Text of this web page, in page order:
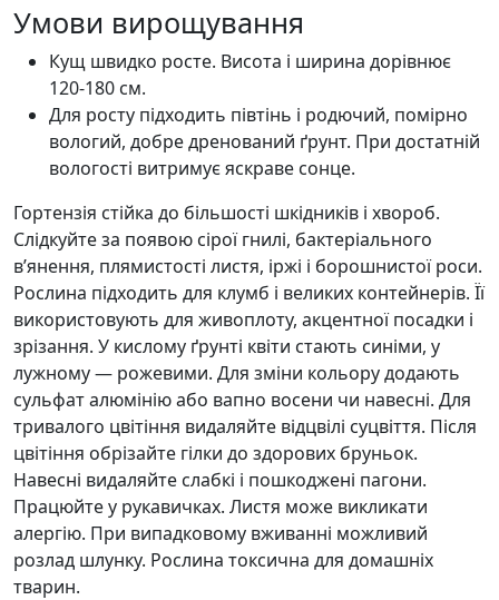
Умови вирощування
Кущ швидко росте. Висота і ширина дорівнює
120-180 см.
Для росту підходить півтінь і родючий, помірно
вологий, добре дренований ґрунт. При достатній
вологості витримує яскраве сонце.
Гортензія стійка до більшості шкідників і хвороб.
Слідкуйте за появою сірої гнилі, бактеріального
в’янення, плямистості листя, іржі і борошнистої роси.
Рослина підходить для клумб і великих контейнерів. Її
використовують для живоплоту, акцентної посадки і
зрізання. У кислому ґрунті квіти стають синіми, у
лужному — рожевими. Для зміни кольору додають
сульфат алюмінію або вапно восени чи навесні. Для
тривалого цвітіння видаляйте відцвілі суцвіття. Після
цвітіння обрізайте гілки до здорових бруньок.
Навесні видаляйте слабкі і пошкоджені пагони.
Працюйте у рукавичках. Листя може викликати
алергію. При випадковому вживанні можливий
розлад шлунку. Рослина токсична для домашніх
тварин.